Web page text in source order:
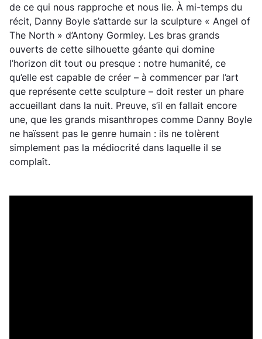
de ce qui nous rapproche et nous lie. À mi-temps du
récit, Danny Boyle s’attarde sur la sculpture « Angel of
The North » d’Antony Gormley. Les bras grands
ouverts de cette silhouette géante qui domine
l’horizon dit tout ou presque : notre humanité, ce
qu’elle est capable de créer – à commencer par l’art
que représente cette sculpture – doit rester un phare
accueillant dans la nuit. Preuve, s’il en fallait encore
une, que les grands misanthropes comme Danny Boyle
ne haïssent pas le genre humain : ils ne tolèrent
simplement pas la médiocrité dans laquelle il se
complaît.